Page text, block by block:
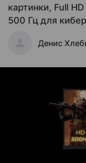
картинки, Full
500 Гц для
Денис